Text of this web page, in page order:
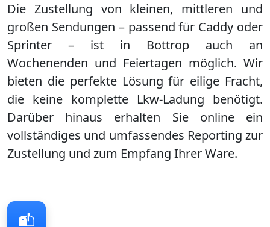
Die Zustellung von kleinen, mittleren und
großen Sendungen – passend für Caddy oder
Sprinter – ist in Bottrop auch an
Wochenenden und Feiertagen möglich. Wir
bieten die perfekte Lösung für eilige Fracht,
die keine komplette Lkw-Ladung benötigt.
Darüber hinaus erhalten Sie online ein
vollständiges und umfassendes Reporting zur
Zustellung und zum Empfang Ihrer Ware.